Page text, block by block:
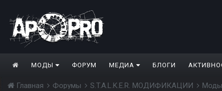
МОДЫ ФОРУМ МЕДИА БЛОГИ
Главная Форумы S.T.A.L.K.E.R. МОДИФИКАЦИИ